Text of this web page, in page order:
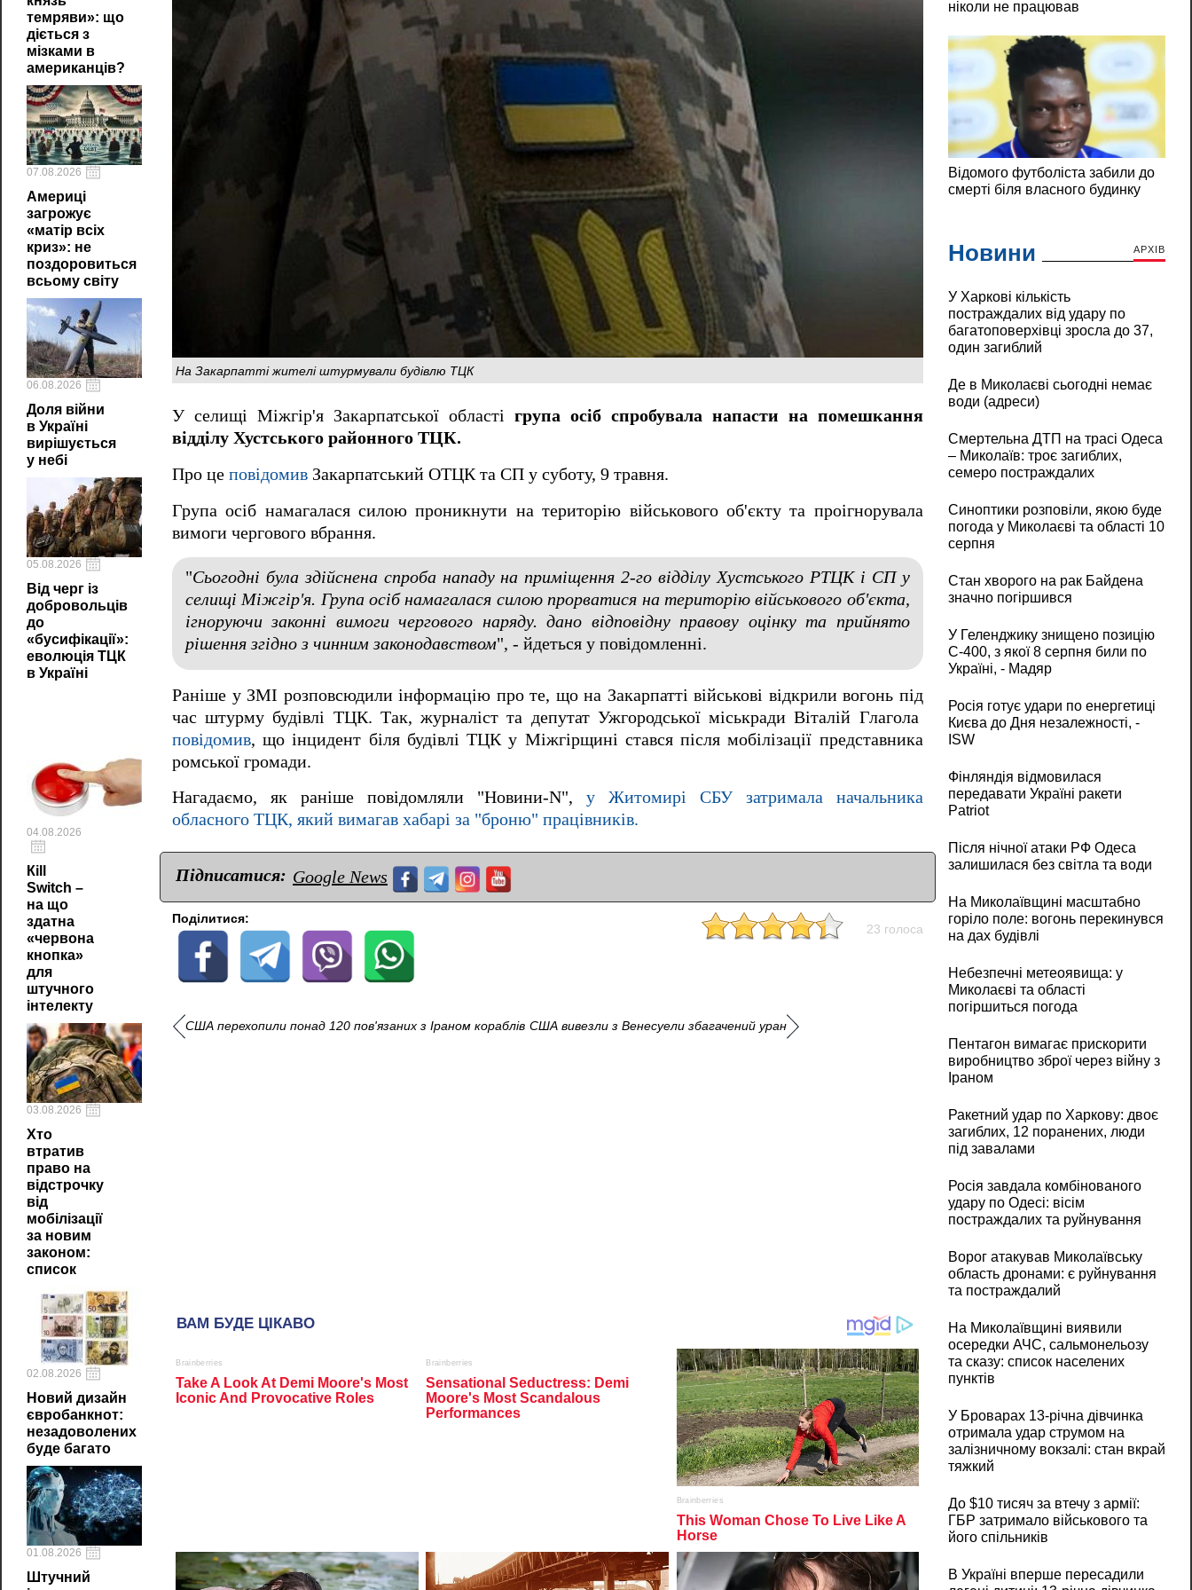
темряви»: що
діється з
мізками в
американців?
07.08.2026
Америці
загрожує
«матір всіх
криз»: не
поздоровиться
всьому світу
06.08.2026
Доля війни
в Україні
вирішується
у небі
05.08.2026
Від черг із
добровольців
до
«бусифікації»:
еволюція ТЦК
в Україні
04.08.2026
Кill
Switch –
на що
здатна
«червона
кнопка»
для
штучного
інтелекту
03.08.2026
Хто
втратив
право на
відстрочку
від
мобілізації
за новим
законом:
список
02.08.2026
Новий дизайн
євробанкнот:
незадоволених
буде багато
01.08.2026
Штучний
На Закарпатті жителі штурмували будівлю ТЦК
У селищі Міжгір'я Закарпатської області група осіб спробувала напасти на помешкання
відділу Хустського районного ТЦК.
Про це повідомив Закарпатський ОТЦК та СП у суботу, 9 травня.
Група осіб намагалася силою проникнути на територію військового об'єкту та проігнорувала
вимоги чергового вбрання.
"Сьогодні була здійснена спроба нападу на приміщення 2-го відділу Хустського РТЦК і СП у
селищі Міжгір'я. Група осіб намагалася силою прорватися на територію військового об'єкта,
ігноруючи законні вимоги чергового наряду. дано відповідну правову оцінку та прийнято
рішення згідно з чинним законодавством", - йдеться у повідомленні.
Раніше у ЗМІ розповсюдили інформацію про те, що на Закарпатті військові відкрили вогонь під
час штурму будівлі ТЦК. Так, журналіст та депутат Ужгородської міськради Віталій Глагола
повідомив, що інцидент біля будівлі ТЦК у Міжгірщині стався після мобілізації представника
ромської громади.
Нагадаємо, як раніше повідомляли "Новини-N", у Житомирі СБУ затримала начальника
обласного ТЦК, який вимагав хабарі за "броню" працівників.
Підписатися: Google News
Поділитися:
23 голоса
США перехопили понад 120 пов'язаних з Іраном кораблів США вивезли з Венесуели збагачений уран
Новини АРХІВ
У Харкові кількість
постраждалих від удару по
багатоповерхівці зросла до 37,
один загиблий
Де в Миколаєві сьогодні немає
води (адреси)
Смертельна ДТП на трасі Одеса
– Миколаїв: троє загиблих,
семеро постраждалих
Синоптики розповіли, якою буде
погода у Миколаєві та області 10
серпня
Стан хворого на рак Байдена
значно погіршився
У Геленджику знищено позицію
С-400, з якої 8 серпня били по
Україні, - Мадяр
Росія готує удари по енергетиці
Києва до Дня незалежності, -
ISW
Фінляндія відмовилася
передавати Україні ракети
Patriot
Після нічної атаки РФ Одеса
залишилася без світла та води
На Миколаївщині масштабно
горіло поле: вогонь перекинувся
на дах будівлі
Небезпечні метеоявища: у
Миколаєві та області
погіршиться погода
Пентагон вимагає прискорити
виробництво зброї через війну з
Іраном
Ракетний удар по Харкову: двоє
загиблих, 12 поранених, люди
під завалами
Росія завдала комбінованого
удару по Одесі: вісім
постраждалих та руйнування
Ворог атакував Миколаївську
область дронами: є руйнування
та постраждалий
На Миколаївщині виявили
осередки АЧС, сальмонельозу
та сказу: список населених
пунктів
У Броварах 13-річна дівчинка
отримала удар струмом на
залізничному вокзалі: стан вкрай
тяжкий
До $10 тисяч за втечу з армії:
ГБР затримало військового та
його спільників
В Україні вперше пересадили